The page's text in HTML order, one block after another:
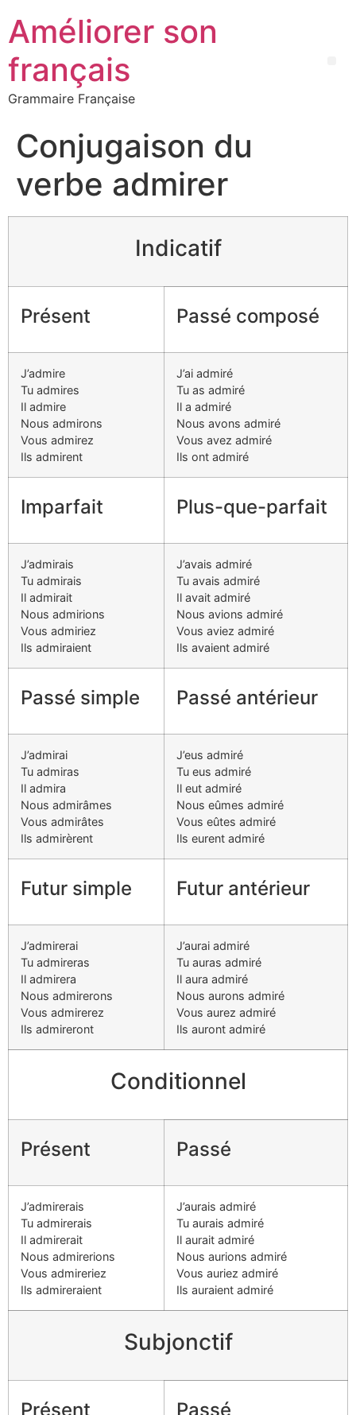
Améliorer son
français
Grammaire Française
Conjugaison du
verbe admirer
Indicatif
Présent Passé composé
J’admire
Tu admires
Il admire
Nous admirons
Vous admirez
Ils admirent
J’ai admiré
Tu as admiré
Il a admiré
Nous avons admiré
Vous avez admiré
Ils ont admiré
Imparfait Plus-que-parfait
J’admirais
Tu admirais
Il admirait
Nous admirions
Vous admiriez
Ils admiraient
J’avais admiré
Tu avais admiré
Il avait admiré
Nous avions admiré
Vous aviez admiré
Ils avaient admiré
Passé simple Passé antérieur
J’admirai
Tu admiras
Il admira
Nous admirâmes
Vous admirâtes
Ils admirèrent
J’eus admiré
Tu eus admiré
Il eut admiré
Nous eûmes admiré
Vous eûtes admiré
Ils eurent admiré
Futur simple Futur antérieur
J’admirerai
Tu admireras
Il admirera
Nous admirerons
Vous admirerez
Ils admireront
J’aurai admiré
Tu auras admiré
Il aura admiré
Nous aurons admiré
Vous aurez admiré
Ils auront admiré
Conditionnel
Présent Passé
J’admirerais
Tu admirerais
Il admirerait
Nous admirerions
Vous admireriez
Ils admireraient
J’aurais admiré
Tu aurais admiré
Il aurait admiré
Nous aurions admiré
Vous auriez admiré
Ils auraient admiré
Subjonctif
Présent Passé